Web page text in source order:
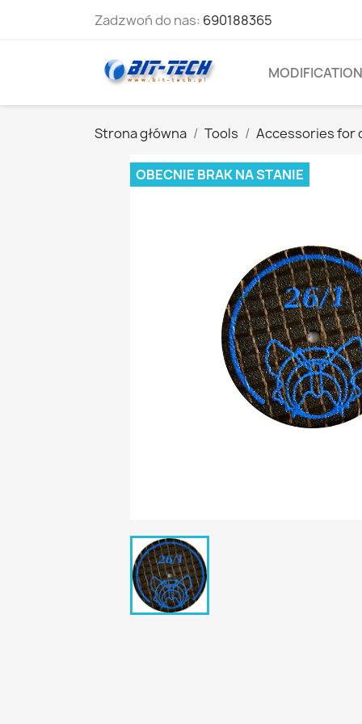
Zadzwoń do nas: 690188365
Strona główna Tools Accessories for
OBECNIE BRAK NA STANIE